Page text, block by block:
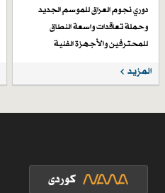
دوري نجوم العراق للموسم الجديد
وحملة تعاقدات واسعة النطاق
للمحترفين والأجهزة الفنية
قبل 4 أيام
المزيد